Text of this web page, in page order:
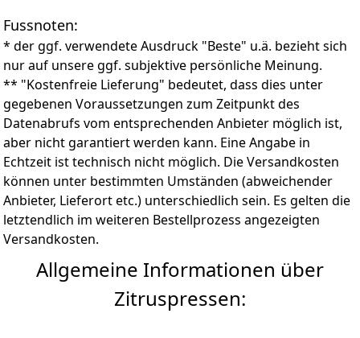
Fussnoten:
* der ggf. verwendete Ausdruck "Beste" u.ä. bezieht sich
nur auf unsere ggf. subjektive persönliche Meinung.
** "Kostenfreie Lieferung" bedeutet, dass dies unter
gegebenen Voraussetzungen zum Zeitpunkt des
Datenabrufs vom entsprechenden Anbieter möglich ist,
aber nicht garantiert werden kann. Eine Angabe in
Echtzeit ist technisch nicht möglich. Die Versandkosten
können unter bestimmten Umständen (abweichender
Anbieter, Lieferort etc.) unterschiedlich sein. Es gelten die
letztendlich im weiteren Bestellprozess angezeigten
Versandkosten.
Allgemeine Informationen über
Zitruspressen: